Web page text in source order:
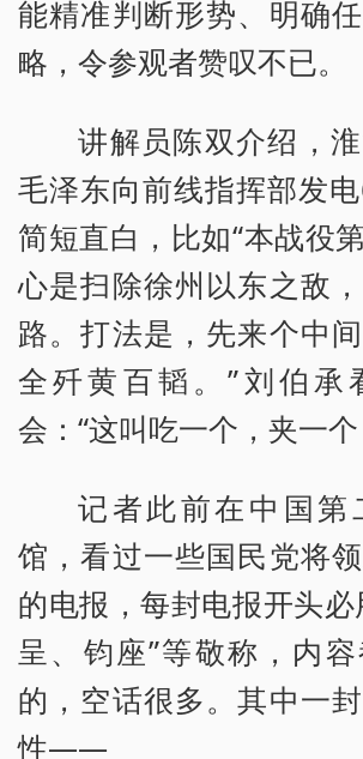
能精准判断形势、明确
略，令参观者赞叹不已。
讲解员陈双介绍，
毛泽东向前线指挥部发
简短直白，比如“本战役
心是扫除徐州以东之敌
路。打法是，先来个中
全歼黄百韬。”刘伯承
会：“这叫吃一个，夹一
记者此前在中国第
馆，看过一些国民党将
的电报，每封电报开头必
呈、钧座”等敬称，内
的，空话很多。其中一
性——